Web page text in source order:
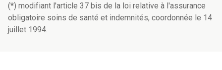
(*) modifiant l'article 37 bis de la loi relative à l'assurance
obligatoire soins de santé et indemnités, coordonnée le 14
juillet 1994.